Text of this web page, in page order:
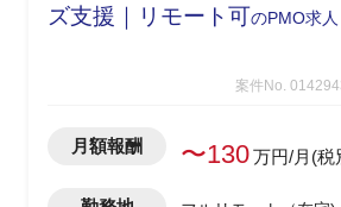
ズ支援｜リモート可のPMO求
案件No.
月額報酬 〜130万円/月(税